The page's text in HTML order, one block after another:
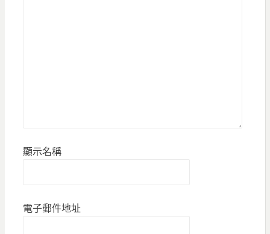
顯示名稱
電子郵件地址